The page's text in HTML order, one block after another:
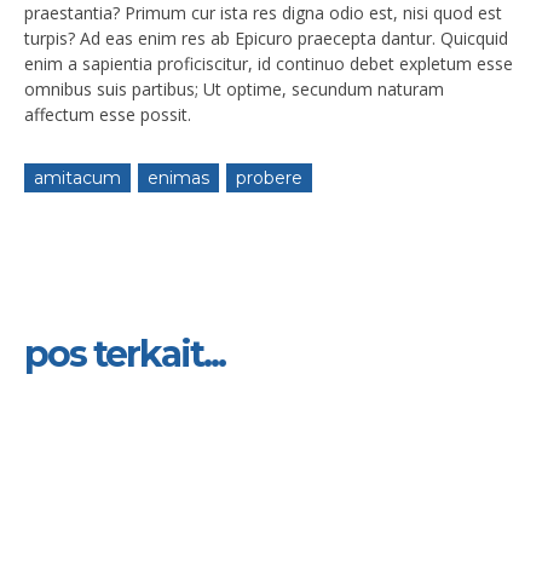
praestantia? Primum cur ista res digna odio est, nisi quod est
turpis? Ad eas enim res ab Epicuro praecepta dantur. Quicquid
enim a sapientia proficiscitur, id continuo debet expletum esse
omnibus suis partibus; Ut optime, secundum naturam
affectum esse possit.
amitacum enimas probere
pos terkait...